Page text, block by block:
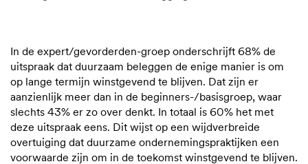
In de expert/gevorderden-groep onderschrijft 68% de
uitspraak dat duurzaam beleggen de enige manier is om
op lange termijn winstgevend te blijven. Dat zijn er
aanzienlijk meer dan in de beginners-/basisgroep, waar
slechts 43% er zo over denkt. In totaal is 60% het met
deze uitspraak eens. Dit wijst op een wijdverbreide
overtuiging dat duurzame ondernemingspraktijken een
voorwaarde zijn om in de toekomst winstgevend te blijven.